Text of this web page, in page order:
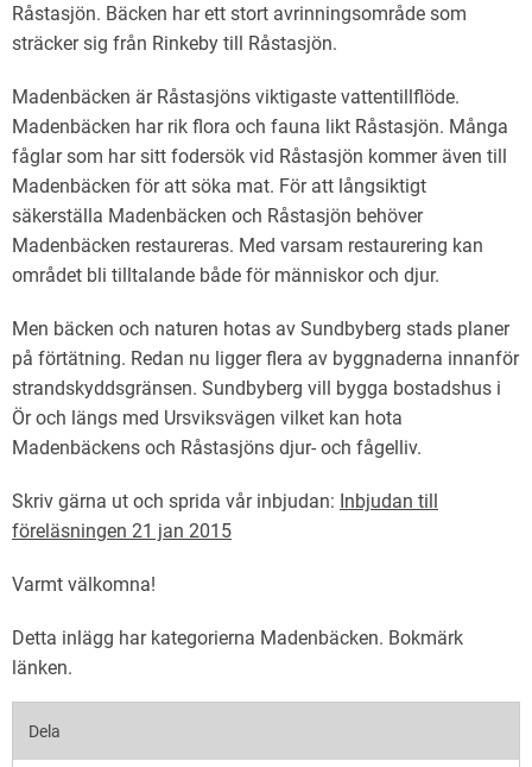
Råstasjön. Bäcken har ett stort avrinningsområde som
sträcker sig från Rinkeby till Råstasjön.
Madenbäcken är Råstasjöns viktigaste vattentillflöde.
Madenbäcken har rik flora och fauna likt Råstasjön. Många
fåglar som har sitt fodersök vid Råstasjön kommer även till
Madenbäcken för att söka mat. För att långsiktigt
säkerställa Madenbäcken och Råstasjön behöver
Madenbäcken restaureras. Med varsam restaurering kan
området bli tilltalande både för människor och djur.
Men bäcken och naturen hotas av Sundbyberg stads planer
på förtätning. Redan nu ligger flera av byggnaderna innanför
strandskyddsgränsen. Sundbyberg vill bygga bostadshus i
Ör och längs med Ursviksvägen vilket kan hota
Madenbäckens och Råstasjöns djur- och fågelliv.
Skriv gärna ut och sprida vår inbjudan: Inbjudan till
föreläsningen 21 jan 2015
Varmt välkomna!
Detta inlägg har kategorierna Madenbäcken. Bokmärk
länken.
Dela